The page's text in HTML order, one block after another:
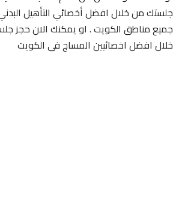
جلستك من خلال افضل أخصائي التأهيل
جميع مناطق الكويت . او يمكنك الان حجز
خلال افضل اخصائيين المساج فى الكويت